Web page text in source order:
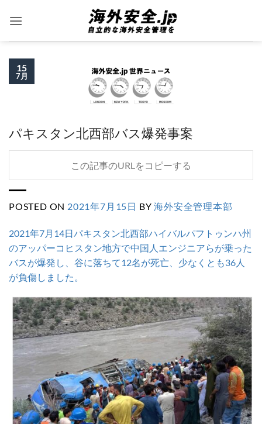
15
7月
パキスタン北西部バス爆発事案
この記事のURLをコピーする
POSTED ON 2021年7月15日 BY海外安全管理本部
2021年7月14日パキスタン北西部ハイバルパフトゥンハ州
のアッパーコヒスタン地方で中国人エンジニアらが乗った
バスが爆発し、谷に落ちて12名が死亡、少なくとも36人
が負傷しました。